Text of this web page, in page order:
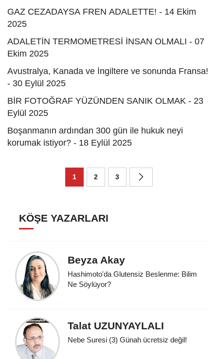
GAZ CEZADAYSA FREN ADALETTE! - 14 Ekim
2025
ADALETİN TERMOMETRESİ İNSAN OLMALI - 07
Ekim 2025
Avustralya, Kanada ve İngiltere ve sonunda Fransa!
- 30 Eylül 2025
BİR FOTOĞRAF YÜZÜNDEN SANIK OLMAK - 23
Eylül 2025
Boşanmanın ardından 300 gün ile hukuk neyi
korumak istiyor? - 18 Eylül 2025
1 2 3
KÖŞE YAZARLARI
Beyza Akay
Hashimoto'da Glutensiz Beslenme: Bilim
Ne Söylüyor?
Talat UZUNYAYLALI
Nebe Suresi (3) Günah ücretsiz değil!